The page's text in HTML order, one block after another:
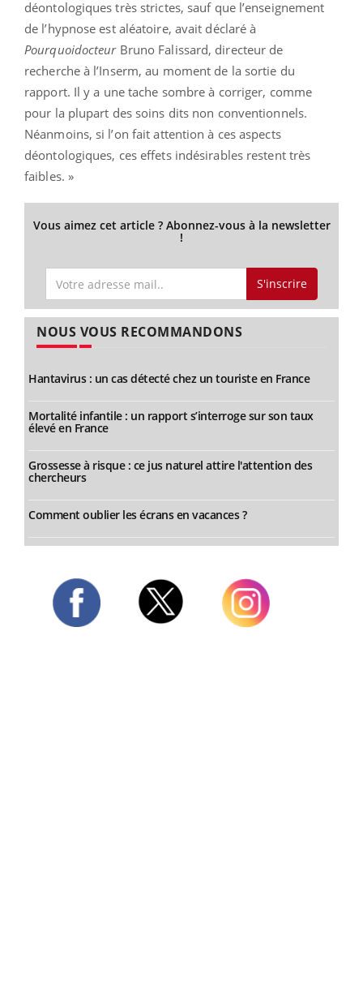
déontologiques très strictes, sauf que l’enseignement
de l’hypnose est aléatoire, avait déclaré à
PourquoidocteurBruno Falissard, directeur de
recherche à l’Inserm, au moment de la sortie du
rapport. Il y a une tache sombre à corriger, comme
pour la plupart des soins dits non conventionnels.
Néanmoins, si l’on fait attention à ces aspects
déontologiques, ces effets indésirables restent très
faibles. »
Vous aimez cet article ? Abonnez-vous à la newsletter
!
S'inscrire
NOUS VOUS RECOMMANDONS
Hantavirus : un cas détecté chez un touriste en France
Mortalité infantile : un rapport s’interroge sur son taux
élevé en France
Grossesse à risque : ce jus naturel attire l'attention des
chercheurs
Comment oublier les écrans en vacances ?